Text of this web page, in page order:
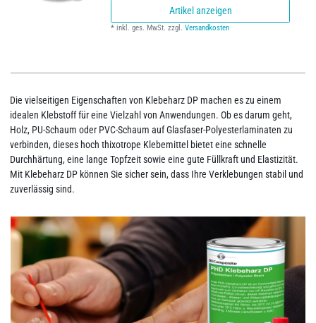
Artikel anzeigen
*inkl. ges. MwSt. zzgl.Versandkosten
Die vielseitigen Eigenschaften von Klebeharz DP machen es zu einem
idealen Klebstoff für eine Vielzahl von Anwendungen. Ob es darum geht,
Holz, PU-Schaum oder PVC-Schaum auf Glasfaser-Polyesterlaminaten zu
verbinden, dieses hoch thixotrope Klebemittel bietet eine schnelle
Durchhärtung, eine lange Topfzeit sowie eine gute Füllkraft und Elastizität.
Mit Klebeharz DP können Sie sicher sein, dass Ihre Verklebungen stabil und
zuverlässig sind.